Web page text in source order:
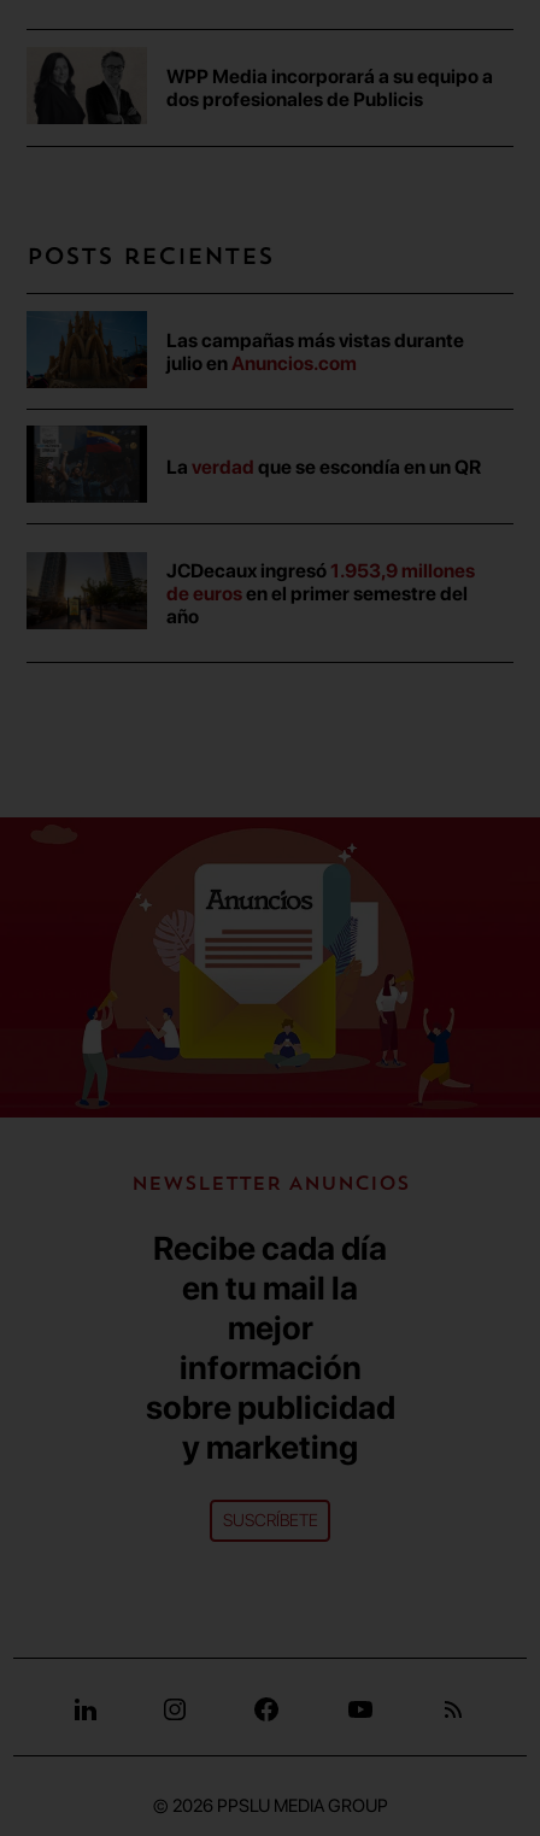
WPP Media incorporará a su equipo a
dos profesionales de Publicis
Posts recientes
Las campañas más vistas durante
julio en Anuncios.com
Laverdad que se escondía en un QR
JCDecaux ingresó 1.953,9 millones
de eurosen el primer semestre del
año
NEWSLETTER ANUNCIOS
Recibe cada día
en tu mail la
mejor
información
sobre publicidad
y marketing
SUSCRÍBETE
© 2026 PPSLU MEDIA GROUP